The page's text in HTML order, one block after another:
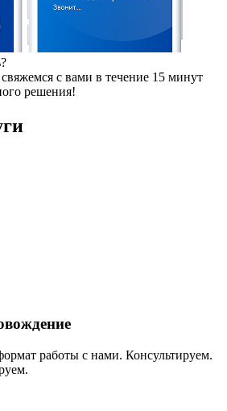
с вами в течение 15 минут
решения!
работы с нами. Консультируем.